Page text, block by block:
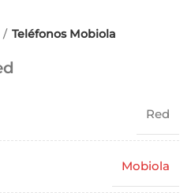
Teléfonos Mobiola
Red
Mobiola